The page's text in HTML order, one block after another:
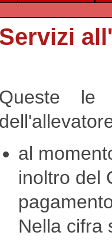
Servizi
Queste le
al
inoltro del
Nella cifra